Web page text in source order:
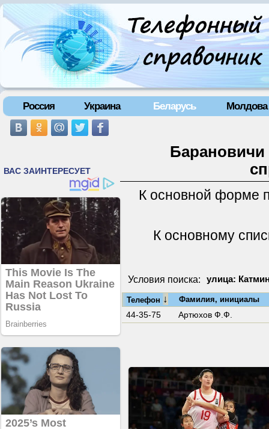
Россия Украина Беларусь Молдова
Барановичи
К основной форме
К основному
Условия поиска: улица:
Телефон ↓ Фамилия, инициалы
44-35-75 Артюхов Ф.Ф.